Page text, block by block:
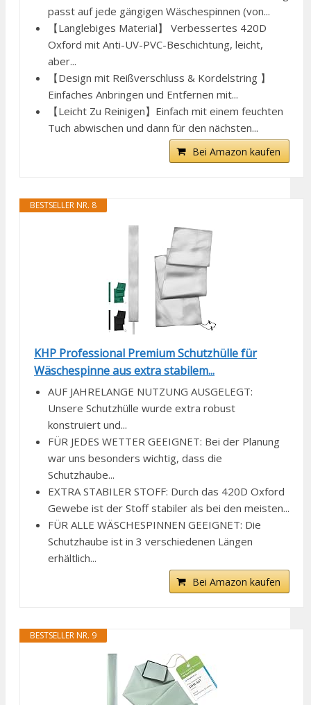
passt auf jede gängigen Wäschespinnen (von...
【Langlebiges Material】 Verbessertes 420D
Oxford mit Anti-UV-PVC-Beschichtung, leicht,
aber...
【Design mit Reißverschluss & Kordelstring 】
Einfaches Anbringen und Entfernen mit...
【Leicht Zu Reinigen】Einfach mit einem feuchten
Tuch abwischen und dann für den nächsten...
Bei Amazon kaufen
BESTSELLER NR. 8
KHP Professional Premium Schutzhülle für
Wäschespinne aus extra stabilem...
AUF JAHRELANGE NUTZUNG AUSGELEGT:
Unsere Schutzhülle wurde extra robust
konstruiert und...
FÜR JEDES WETTER GEEIGNET: Bei der Planung
war uns besonders wichtig, dass die
Schutzhaube...
EXTRA STABILER STOFF: Durch das 420D Oxford
Gewebe ist der Stoff stabiler als bei den meisten...
FÜR ALLE WÄSCHESPINNEN GEEIGNET: Die
Schutzhaube ist in 3 verschiedenen Längen
erhältlich...
Bei Amazon kaufen
BESTSELLER NR. 9